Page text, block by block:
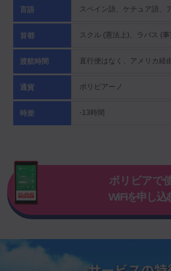
言語 スペイン語、ケチュア語、
首都 スクル (憲法上)、ラパス (
渡航時間 直行便はなく、アメリカ経
通貨 ボリビアーノ
時差 -13時間
ボリビアで
WiFiを申し込